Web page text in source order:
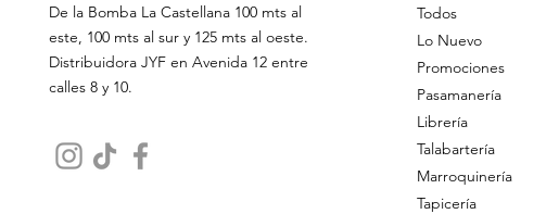
De la Bomba La Castellana 100 mts al
este, 100 mts al sur y 125 mts al oeste.
Distribuidora JYF en Avenida 12 entre
calles 8 y 10.
Todos
Lo Nuevo
Promociones
Pasamanería
Librería
Talabartería
Marroquinería
Tapicería